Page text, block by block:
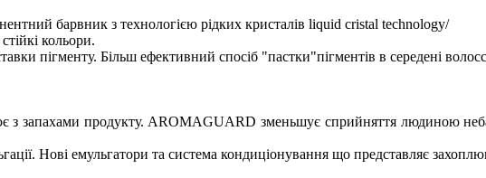
барвник з технологією рідких кристалів liquid cristal technology/
кольори.
пігменту. Більш ефективний спосіб "пастки"пігментів в середені
з запахами продукту. AROMAGUARD зменьшує сприйняття людиною
Нові емульгатори та система кондиціонування що представляє